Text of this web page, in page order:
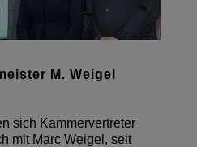
M. Weigel
sich Kammervertreter
mit Marc Weigel, seit